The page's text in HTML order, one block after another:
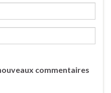
commentaires